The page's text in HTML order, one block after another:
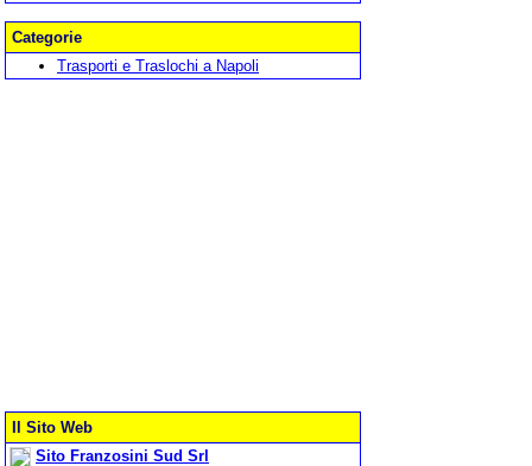
Categorie
Trasporti e Traslochi a Napoli
Il Sito Web
Sito Franzosini Sud Srl